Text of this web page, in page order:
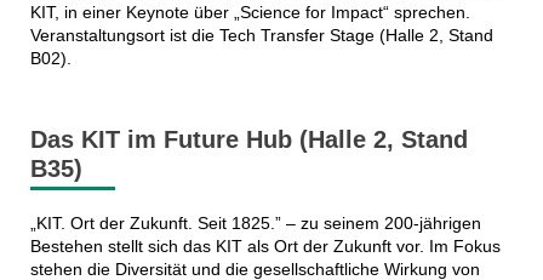
KIT, in einer Keynote über „Science for Impact“ sprechen.
Veranstaltungsort ist die Tech Transfer Stage (Halle 2, Stand
B02).
Das KIT im Future Hub (Halle 2, Stand
B35)
„KIT. Ort der Zukunft. Seit 1825.” – zu seinem 200-jährigen
Bestehen stellt sich das KIT als Ort der Zukunft vor. Im Fokus
stehen die Diversität und die gesellschaftliche Wirkung von